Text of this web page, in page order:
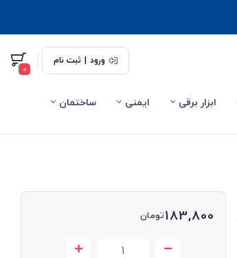
ورود | ثبت نام
0
ابزار برقی ایمنی
ساختمان
183,800تومان